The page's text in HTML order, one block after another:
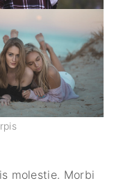
molestie. Morbi